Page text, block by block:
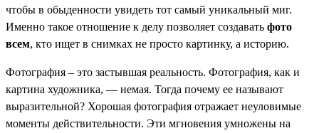
чтобы в обыденности увидеть тот самый уникальный миг.
Именно такое отношение к делу позволяет создавать фото
всем, кто ищет в снимках не просто картинку, а историю.
Фотография – это застывшая реальность. Фотография, как и
картина художника, — немая. Тогда почему ее называют
выразительной? Хорошая фотография отражает неуловимые
моменты действительности. Эти мгновения умножены на